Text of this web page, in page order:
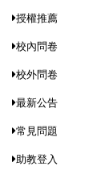
授權推薦
校內問卷
校外問卷
最新公告
常見問題
助教登入